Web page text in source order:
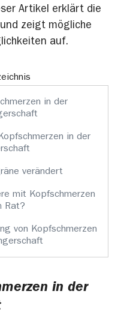
Artikel erklärt die
zeigt mögliche
auf.
in der
in der
verändert
mit Kopfschmerzen
Rat?
von Kopfschmerzen
in der